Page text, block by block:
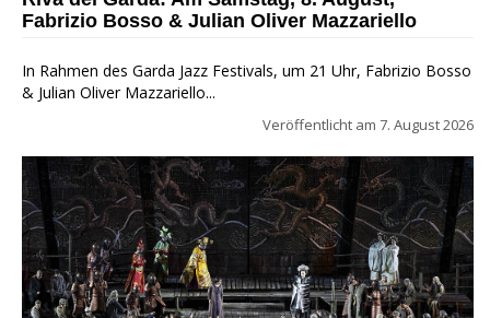
Fabrizio Bosso & Julian Oliver Mazzariello
In Rahmen des Garda Jazz Festivals, um 21 Uhr, Fabrizio Bosso
& Julian Oliver Mazzariello...
Veröffentlicht am 7. August 2026